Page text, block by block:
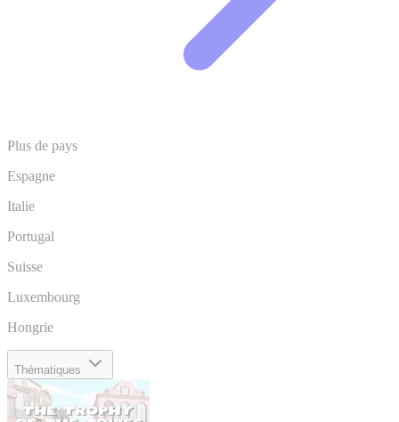
Plus de pays
Espagne
Italie
Portugal
Suisse
Luxembourg
Hongrie
Thématiques